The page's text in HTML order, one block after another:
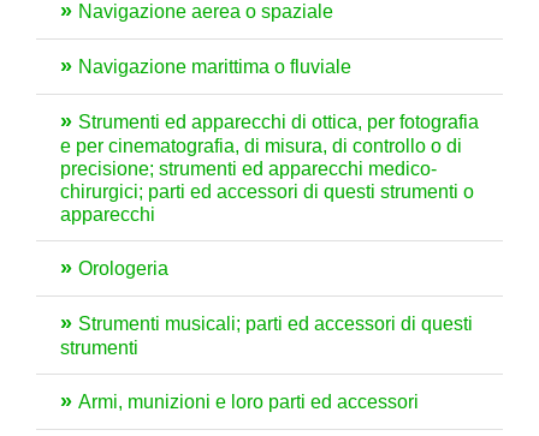
Navigazione aerea o spaziale
Navigazione marittima o fluviale
Strumenti ed apparecchi di ottica, per fotografia
e per cinematografia, di misura, di controllo o di
precisione; strumenti ed apparecchi medico-
chirurgici; parti ed accessori di questi strumenti o
apparecchi
Orologeria
Strumenti musicali; parti ed accessori di questi
strumenti
Armi, munizioni e loro parti ed accessori